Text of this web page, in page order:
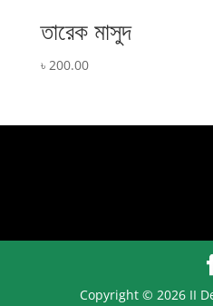
তারেক মাসুদ
৳ 200.00
Copyright © 2026 II